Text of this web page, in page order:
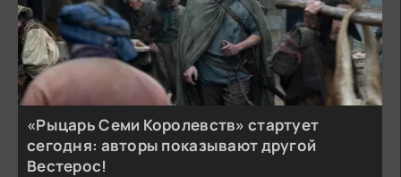
«Рыцарь Семи Королевств» стартует
сегодня: авторы показывают другой
Вестерос!